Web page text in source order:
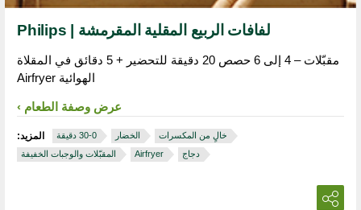
لفافات الربيع المقلية المقرمشة | Philips
مقبّلات – 4 إلى 6 حصص 20 دقيقة للتحضير + 5 دقائق في المقلاة
الهوائية Airfryer
عرض وصفة الطعام
المزيد: الخضار
خالٍ من المكسرات
المقبّلات والوجبات الخفيفة
Airfryer دجاج